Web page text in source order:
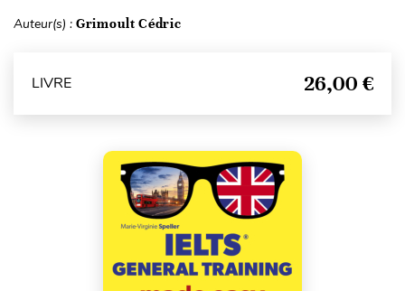
Auteur(s) : Grimoult Cédric
LIVRE 26,00 €